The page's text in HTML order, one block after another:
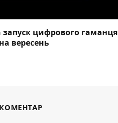
запуск цифрового гаманця
вересень